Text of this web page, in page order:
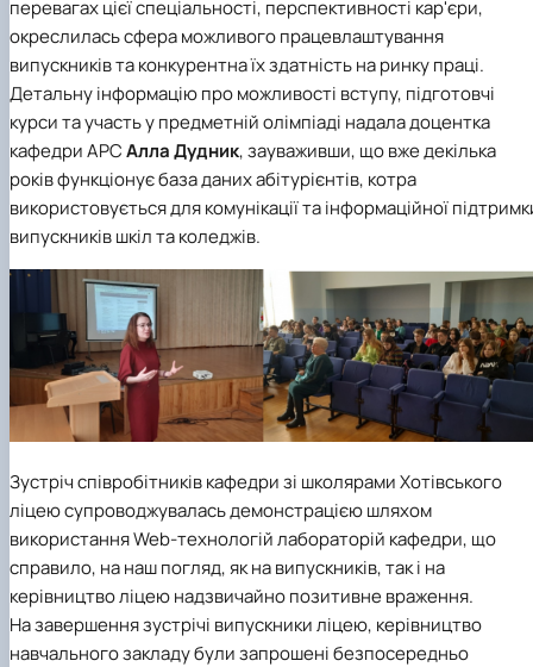
перевагах цієї спеціальності, перспективності кар'єри,
окреслилась сфера можливого працевлаштування
випускників та конкурентна їх здатність на ринку праці.
Детальну інформацію про можливості вступу, підготовчі
курси та участь у предметній олімпіаді надала доцентка
кафедри АРСАлла Дудник, зауваживши, що вже декілька
років функціонує база даних абітурієнтів, котра
використовується для комунікації та інформаційної
випускників шкіл та коледжів.
Зустріч співробітників кафедри зі школярами Хотівського
ліцею супроводжувалась демонстрацією шляхом
використання Web-технологій лабораторій кафедри, що
справило, на наш погляд, як на випускників, так і на
керівництво ліцею надзвичайно позитивне враження.
На завершення зустрічі випускники ліцею, керівництво
навчального закладу були запрошені безпосередньо